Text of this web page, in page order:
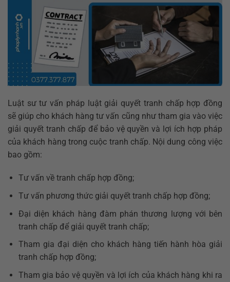
Luật sư tư vấn pháp luật giải quyết tranh chấp hợp đồng
sẽ giúp cho khách hàng tư vấn cũng như tham gia vào việc
giải quyết tranh chấp để bảo vệ quyền và lợi ích hợp pháp
của khách hàng trong cuộc tranh chấp. Nội dung công việc
bao gồm:
Tư vấn về tranh chấp hợp đồng;
Tư vấn phương thức giải quyết tranh chấp hợp đồng;
Đại diện khách hàng đàm phán thương lượng với bên
tranh chấp để giải quyết tranh chấp;
Tham gia đại diện cho khách hàng tiến hành hòa giải
tranh chấp hợp đồng;
Tham gia bảo vệ quyền và lợi ích của khách hàng khi ra